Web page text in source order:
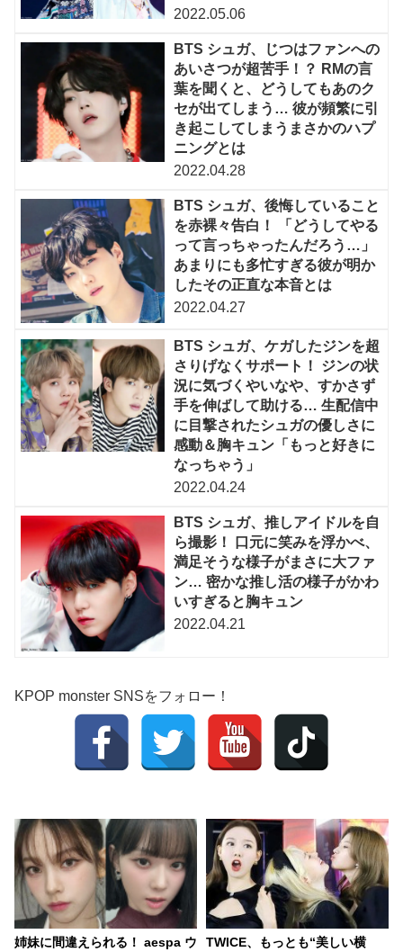
2022.05.06
BTS シュガ、じつはファンへの
あいさつが超苦手！？ RMの言
葉を聞くと、どうしてもあのク
セが出てしまう… 彼が頻繁に引
き起こしてしまうまさかのハプ
ニングとは
2022.04.28
BTS シュガ、後悔していること
を赤裸々告白！ 「どうしてやる
って言っちゃったんだろう…」
あまりにも多忙すぎる彼が明か
したその正直な本音とは
2022.04.27
BTS シュガ、ケガしたジンを超
さりげなくサポート！ ジンの状
況に気づくやいなや、すかさず
手を伸ばして助ける… 生配信中
に目撃されたシュガの優しさに
感動＆胸キュン「もっと好きに
なっちゃう」
2022.04.24
BTS シュガ、推しアイドルを自
ら撮影！ 口元に笑みを浮かべ、
満足そうな様子がまさに大ファ
ン… 密かな推し活の様子がかわ
いすぎると胸キュン
2022.04.21
KPOP monster SNSをフォロー！
姉妹に間違えられる！ aespa ウ
TWICE、もっとも“美しい横